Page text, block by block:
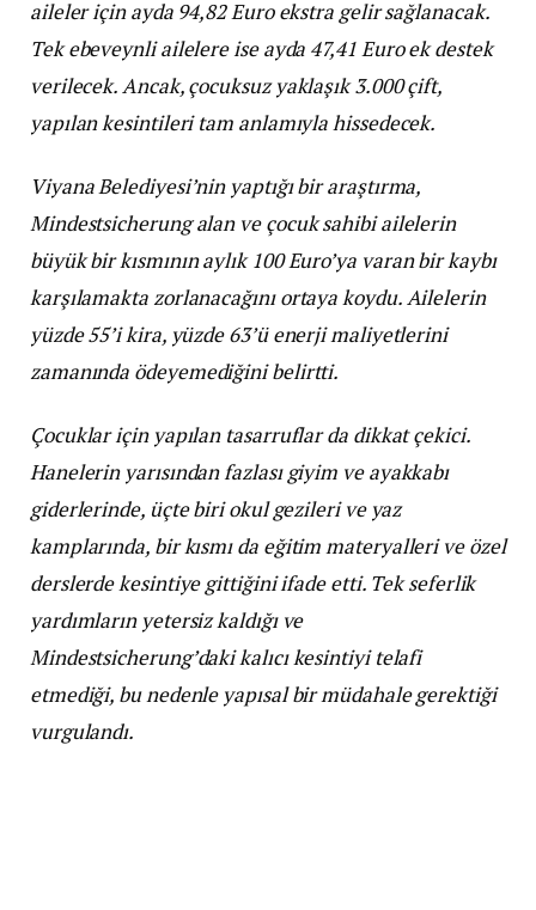
aileler için ayda 94,82 Euro ekstra gelir sağlanacak.
Tek ebeveynli ailelere ise ayda 47,41 Euro ek destek
verilecek. Ancak, çocuksuz yaklaşık 3.000 çift,
yapılan kesintileri tam anlamıyla hissedecek.
Viyana Belediyesi’nin yaptığı bir araştırma,
Mindestsicherung alan ve çocuk sahibi ailelerin
büyük bir kısmının aylık 100 Euro’ya varan bir kaybı
karşılamakta zorlanacağını ortaya koydu. Ailelerin
yüzde 55’i kira, yüzde 63’ü enerji maliyetlerini
zamanında ödeyemediğini belirtti.
Çocuklar için yapılan tasarruflar da dikkat çekici.
Hanelerin yarısından fazlası giyim ve ayakkabı
giderlerinde, üçte biri okul gezileri ve yaz
kamplarında, bir kısmı da eğitim materyalleri ve özel
derslerde kesintiye gittiğini ifade etti. Tek seferlik
yardımların yetersiz kaldığı ve
Mindestsicherung’daki kalıcı kesintiyi telafi
etmediği, bu nedenle yapısal bir müdahale gerektiği
vurgulandı.